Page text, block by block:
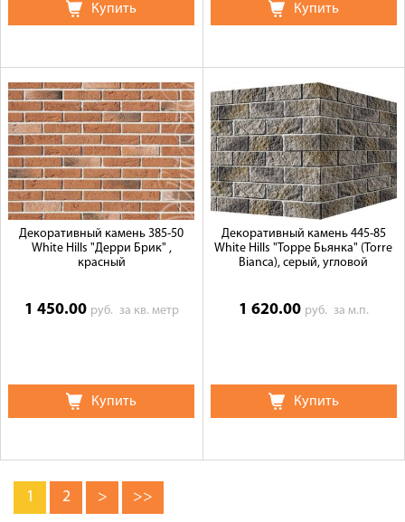
Купить Купить
Декоративный камень 385-50
White Hills "Дерри Брик" ,
красный
1 450.00 руб. за кв. метр
Купить
Декоративный камень 445-85
White Hills "Торре Бьянка" (Torre
Bianca), серый, угловой
1 620.00 руб. за м.п.
Купить
1 2 > >>